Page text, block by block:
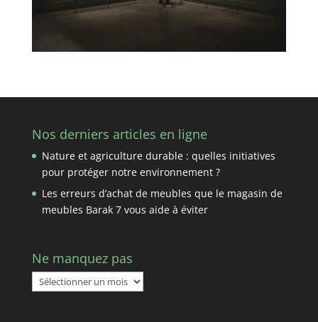
Nos derniers articles en ligne
Nature et agriculture durable : quelles initiatives
pour protéger notre environnement ?
Les erreurs d’achat de meubles que le magasin de
meubles Barak 7 vous aide à éviter
Ne manquez pas
Ne
manquez